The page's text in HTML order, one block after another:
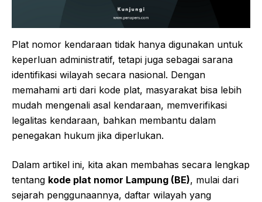
Plat nomor kendaraan tidak hanya digunakan untuk
keperluan administratif, tetapi juga sebagai sarana
identifikasi wilayah secara nasional. Dengan
memahami arti dari kode plat, masyarakat bisa lebih
mudah mengenali asal kendaraan, memverifikasi
legalitas kendaraan, bahkan membantu dalam
penegakan hukum jika diperlukan.
Dalam artikel ini, kita akan membahas secara lengkap
tentang kode plat nomor Lampung (BE), mulai dari
sejarah penggunaannya, daftar wilayah yang